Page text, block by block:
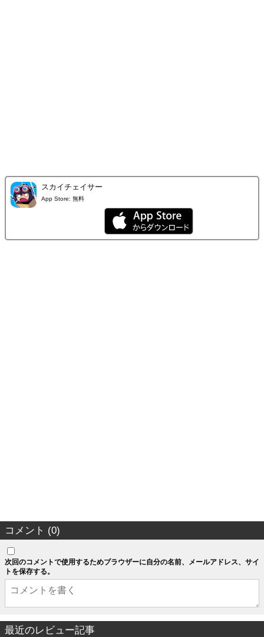
スカイチェイサー
App Store: 無料
コメント (0)
次回のコメントで使用するためブラウザーに自分の名前、メールアドレス、サイ
トを保存する。
最近のレビュー記事